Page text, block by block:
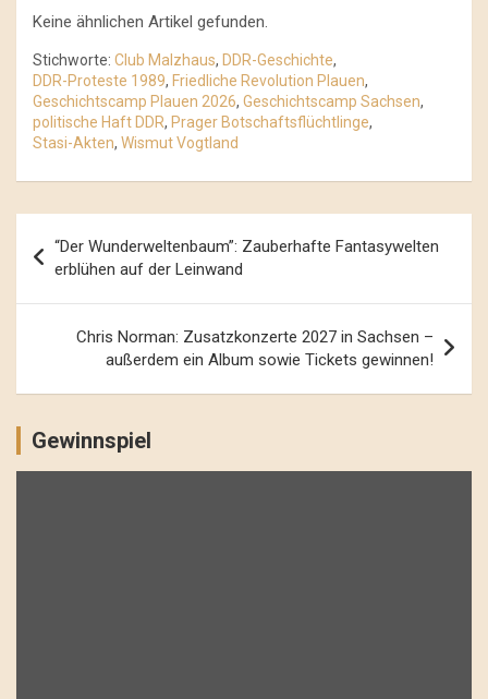
Keine ähnlichen Artikel gefunden.
Stichworte: Club Malzhaus, DDR-Geschichte,
DDR-Proteste 1989, Friedliche Revolution Plauen,
Geschichtscamp Plauen 2026, Geschichtscamp Sachsen,
politische Haft DDR, Prager Botschaftsflüchtlinge,
Stasi-Akten, Wismut Vogtland
Navigation
“Der Wunderweltenbaum”: Zauberhafte Fantasywelten
erblühen auf der Leinwand
Chris Norman: Zusatzkonzerte 2027 in Sachsen –
außerdem ein Album sowie Tickets gewinnen!
Gewinnspiel